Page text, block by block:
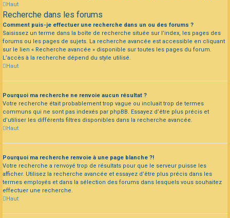
Haut
Recherche dans les forums
Comment puis-je effectuer une recherche dans un ou des forums ?
Saisissez un terme dans la boîte de recherche située sur l’index, les pages des
forums ou les pages de sujets. La recherche avancée est accessible en cliquant
sur le lien « Recherche avancée » disponible sur toutes les pages du forum.
L’accès à la recherche dépend du style utilisé.
Haut
Pourquoi ma recherche ne renvoie aucun résultat ?
Votre recherche était probablement trop vague ou incluait trop de termes
communs qui ne sont pas indexés par phpBB. Essayez d’être plus précis et
d’utiliser les différents filtres disponibles dans la recherche avancée.
Haut
Pourquoi ma recherche renvoie à une page blanche ?!
Votre recherche a renvoyé trop de résultats pour que le serveur puisse les
afficher. Utilisez la recherche avancée et essayez d’être plus précis dans les
termes employés et dans la sélection des forums dans lesquels vous souhaitez
effectuer une recherche.
Haut